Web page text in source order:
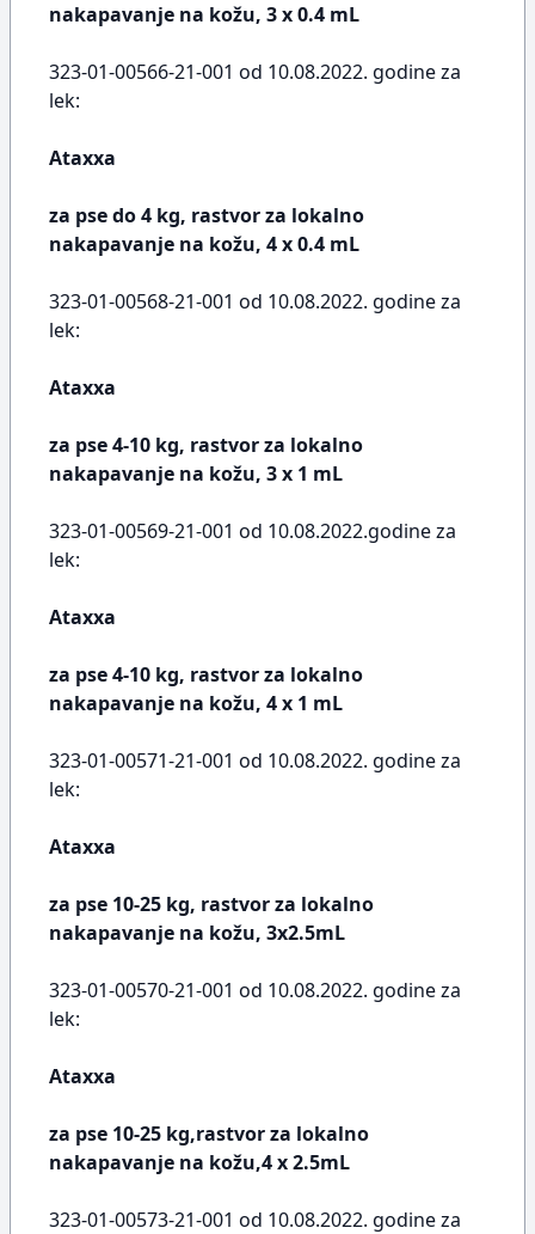
nakapavanje na kožu, 3 x 0.4 mL
323-01-00566-21-001 od 10.08.2022. godine za
lek:
Ataxxa
za pse do 4 kg, rastvor za lokalno
nakapavanje na kožu, 4 x 0.4 mL
323-01-00568-21-001 od 10.08.2022. godine za
lek:
Ataxxa
za pse 4-10 kg, rastvor za lokalno
nakapavanje na kožu, 3 x 1 mL
323-01-00569-21-001 od 10.08.2022.godine za
lek:
Ataxxa
za pse 4-10 kg, rastvor za lokalno
nakapavanje na kožu, 4 x 1 mL
323-01-00571-21-001 od 10.08.2022. godine za
lek:
Ataxxa
za pse 10-25 kg, rastvor za lokalno
nakapavanje na kožu, 3x2.5mL
323-01-00570-21-001 od 10.08.2022. godine za
lek:
Ataxxa
za pse 10-25 kg,rastvor za lokalno
nakapavanje na kožu,4 x 2.5mL
323-01-00573-21-001 od 10.08.2022. godine za